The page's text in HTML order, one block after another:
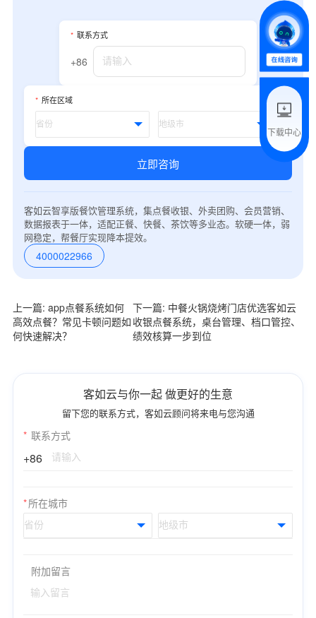
* 联系方式
+86
* 所在区域
立即咨询
客如云智享版餐饮管理系统，集点餐收银、外卖团购、会员营销、
数据报表于一体，适配正餐、快餐、茶饮等多业态。软硬一体，弱
网稳定，帮餐厅实现降本提效。
4000022966
上一篇: app点餐系统如何
高效点餐？常见卡顿问题如
何快速解决？
下一篇: 中餐火锅烧烤门店优选客如云
收银点餐系统，桌台管理、档口管控、
绩效核算一步到位
客如云与你一起 做更好的生意
留下您的联系方式，客如云顾问将来电与您沟通
* 联系方式
+86
*所在城市
附加留言
下载中心
附加留言
预约试用
我是老客户，了解最新优惠